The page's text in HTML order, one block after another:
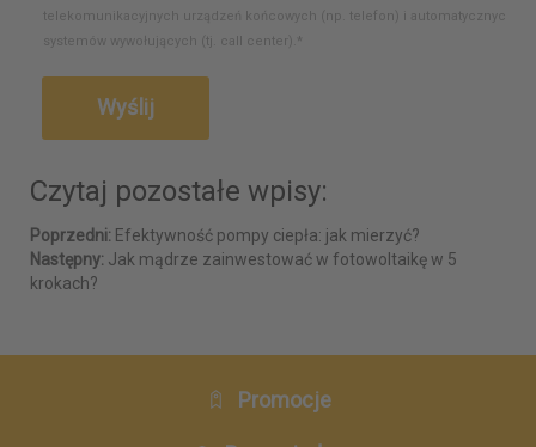
telekomunikacyjnych urządzeń końcowych (np. telefon) i automatycznych
systemów wywołujących (tj. call center).*
Czytaj pozostałe wpisy:
Poprzedni: Efektywność pompy ciepła: jak mierzyć?
Następny: Jak mądrze zainwestować w fotowoltaikę w 5
krokach?
Promocje